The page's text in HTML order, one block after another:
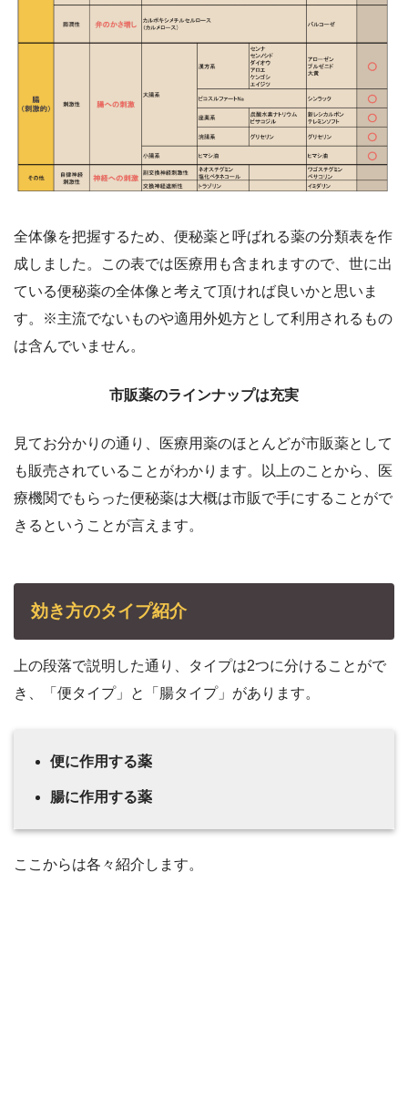
全体像を把握するため、便秘薬と呼ばれる薬の分類表を作
成しました。この表では医療用も含まれますので、世に出
ている便秘薬の全体像と考えて頂ければ良いかと思いま
す。※主流でないものや適用外処方として利用されるもの
は含んでいません。
市販薬のラインナップは充実
見てお分かりの通り、医療用薬のほとんどが市販薬として
も販売されていることがわかります。以上のことから、医
療機関でもらった便秘薬は大概は市販で手にすることがで
きるということが言えます。
効き方のタイプ紹介
上の段落で説明した通り、タイプは2つに分けることがで
き、「便タイプ」と「腸タイプ」があります。
便に作用する薬
腸に作用する薬
ここからは各々紹介します。